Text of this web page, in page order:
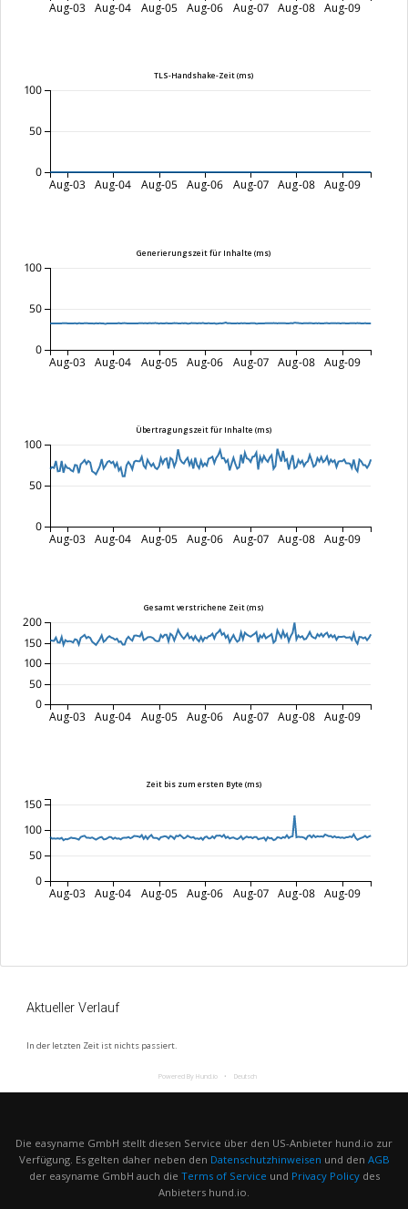
Aug-03 Aug-04 Aug-05 Aug-06 Aug-07 Aug-08 Aug-09
TLS-Handshake-Zeit (ms)
Aug-03 Aug-04 Aug-05 Aug-06 Aug-07 Aug-08 Aug-09
0
50
100
Generierungszeit für Inhalte (ms)
Aug-03 Aug-04 Aug-05 Aug-06 Aug-07 Aug-08 Aug-09
0
50
100
Übertragungszeit für Inhalte (ms)
Aug-03 Aug-04 Aug-05 Aug-06 Aug-07 Aug-08 Aug-09
0
50
100
Gesamt verstrichene Zeit (ms)
Aug-03 Aug-04 Aug-05 Aug-06 Aug-07 Aug-08 Aug-09
0
50
100
150
200
Zeit bis zum ersten Byte (ms)
Aug-03 Aug-04 Aug-05 Aug-06 Aug-07 Aug-08 Aug-09
0
50
100
150
Aktueller Verlauf
In der letzten Zeit ist nichts passiert.
Powered By Hund.io Deutsch
Die easyname GmbH stellt diesen Service über den US-Anbieter hund.io zur
Verfügung. Es gelten daher neben den Datenschutzhinweisen und den AGB
der easyname GmbH auch die Terms of Service und Privacy Policydes
Anbieters hund.io.